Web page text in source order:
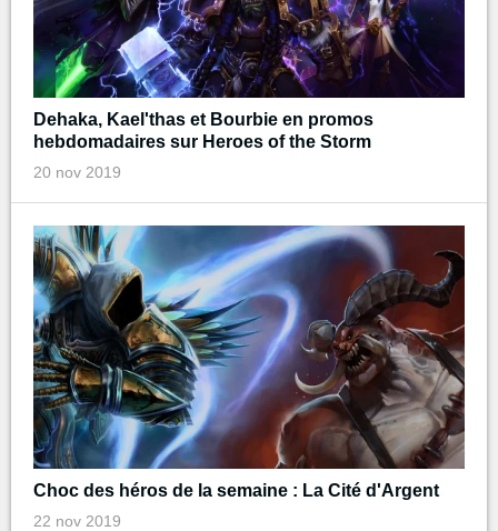
Dehaka, Kael'thas et Bourbie en promos
hebdomadaires sur Heroes of the Storm
20 nov 2019
Choc des héros de la semaine : La Cité d'Argent
22 nov 2019